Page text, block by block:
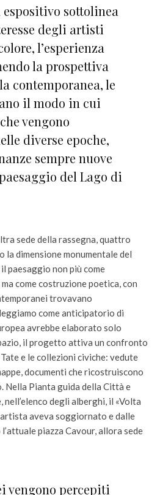
sottolinea
degli artisti
l’esperienza
la prospettiva
contemporanea, le
il modo in cui
vengono
diverse epoche,
sempre nuove
del Lago di
sede della rassegna, quattro
dimensione monumentale del
paesaggio non più come
come costruzione poetica, con
trovavano
come anticipatorio di
avrebbe elaborato solo
il progetto attiva un confronto
e le collezioni civiche: vedute
documenti che ricostruiscono
Nella Pianta guida della Città e
degli alberghi, il «Volta
aveva soggiornato e dalle
piazza Cavour, allora sede
vengono percepiti